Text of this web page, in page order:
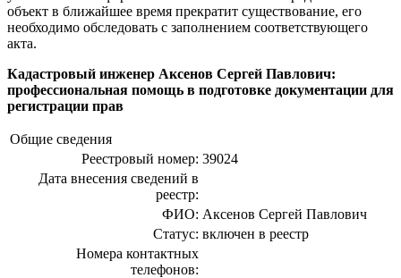
объект в ближайшее время прекратит существование, его
необходимо обследовать с заполнением соответствующего
акта.
Кадастровый инженер Аксенов Сергей Павлович:
профессиональная помощь в подготовке документации для
регистрации прав
Общие сведения
Реестровый номер: 39024
Дата внесения сведений в
реестр:
ФИО: Аксенов Сергей Павлович
Статус: включен в реестр
Номера контактных
телефонов: